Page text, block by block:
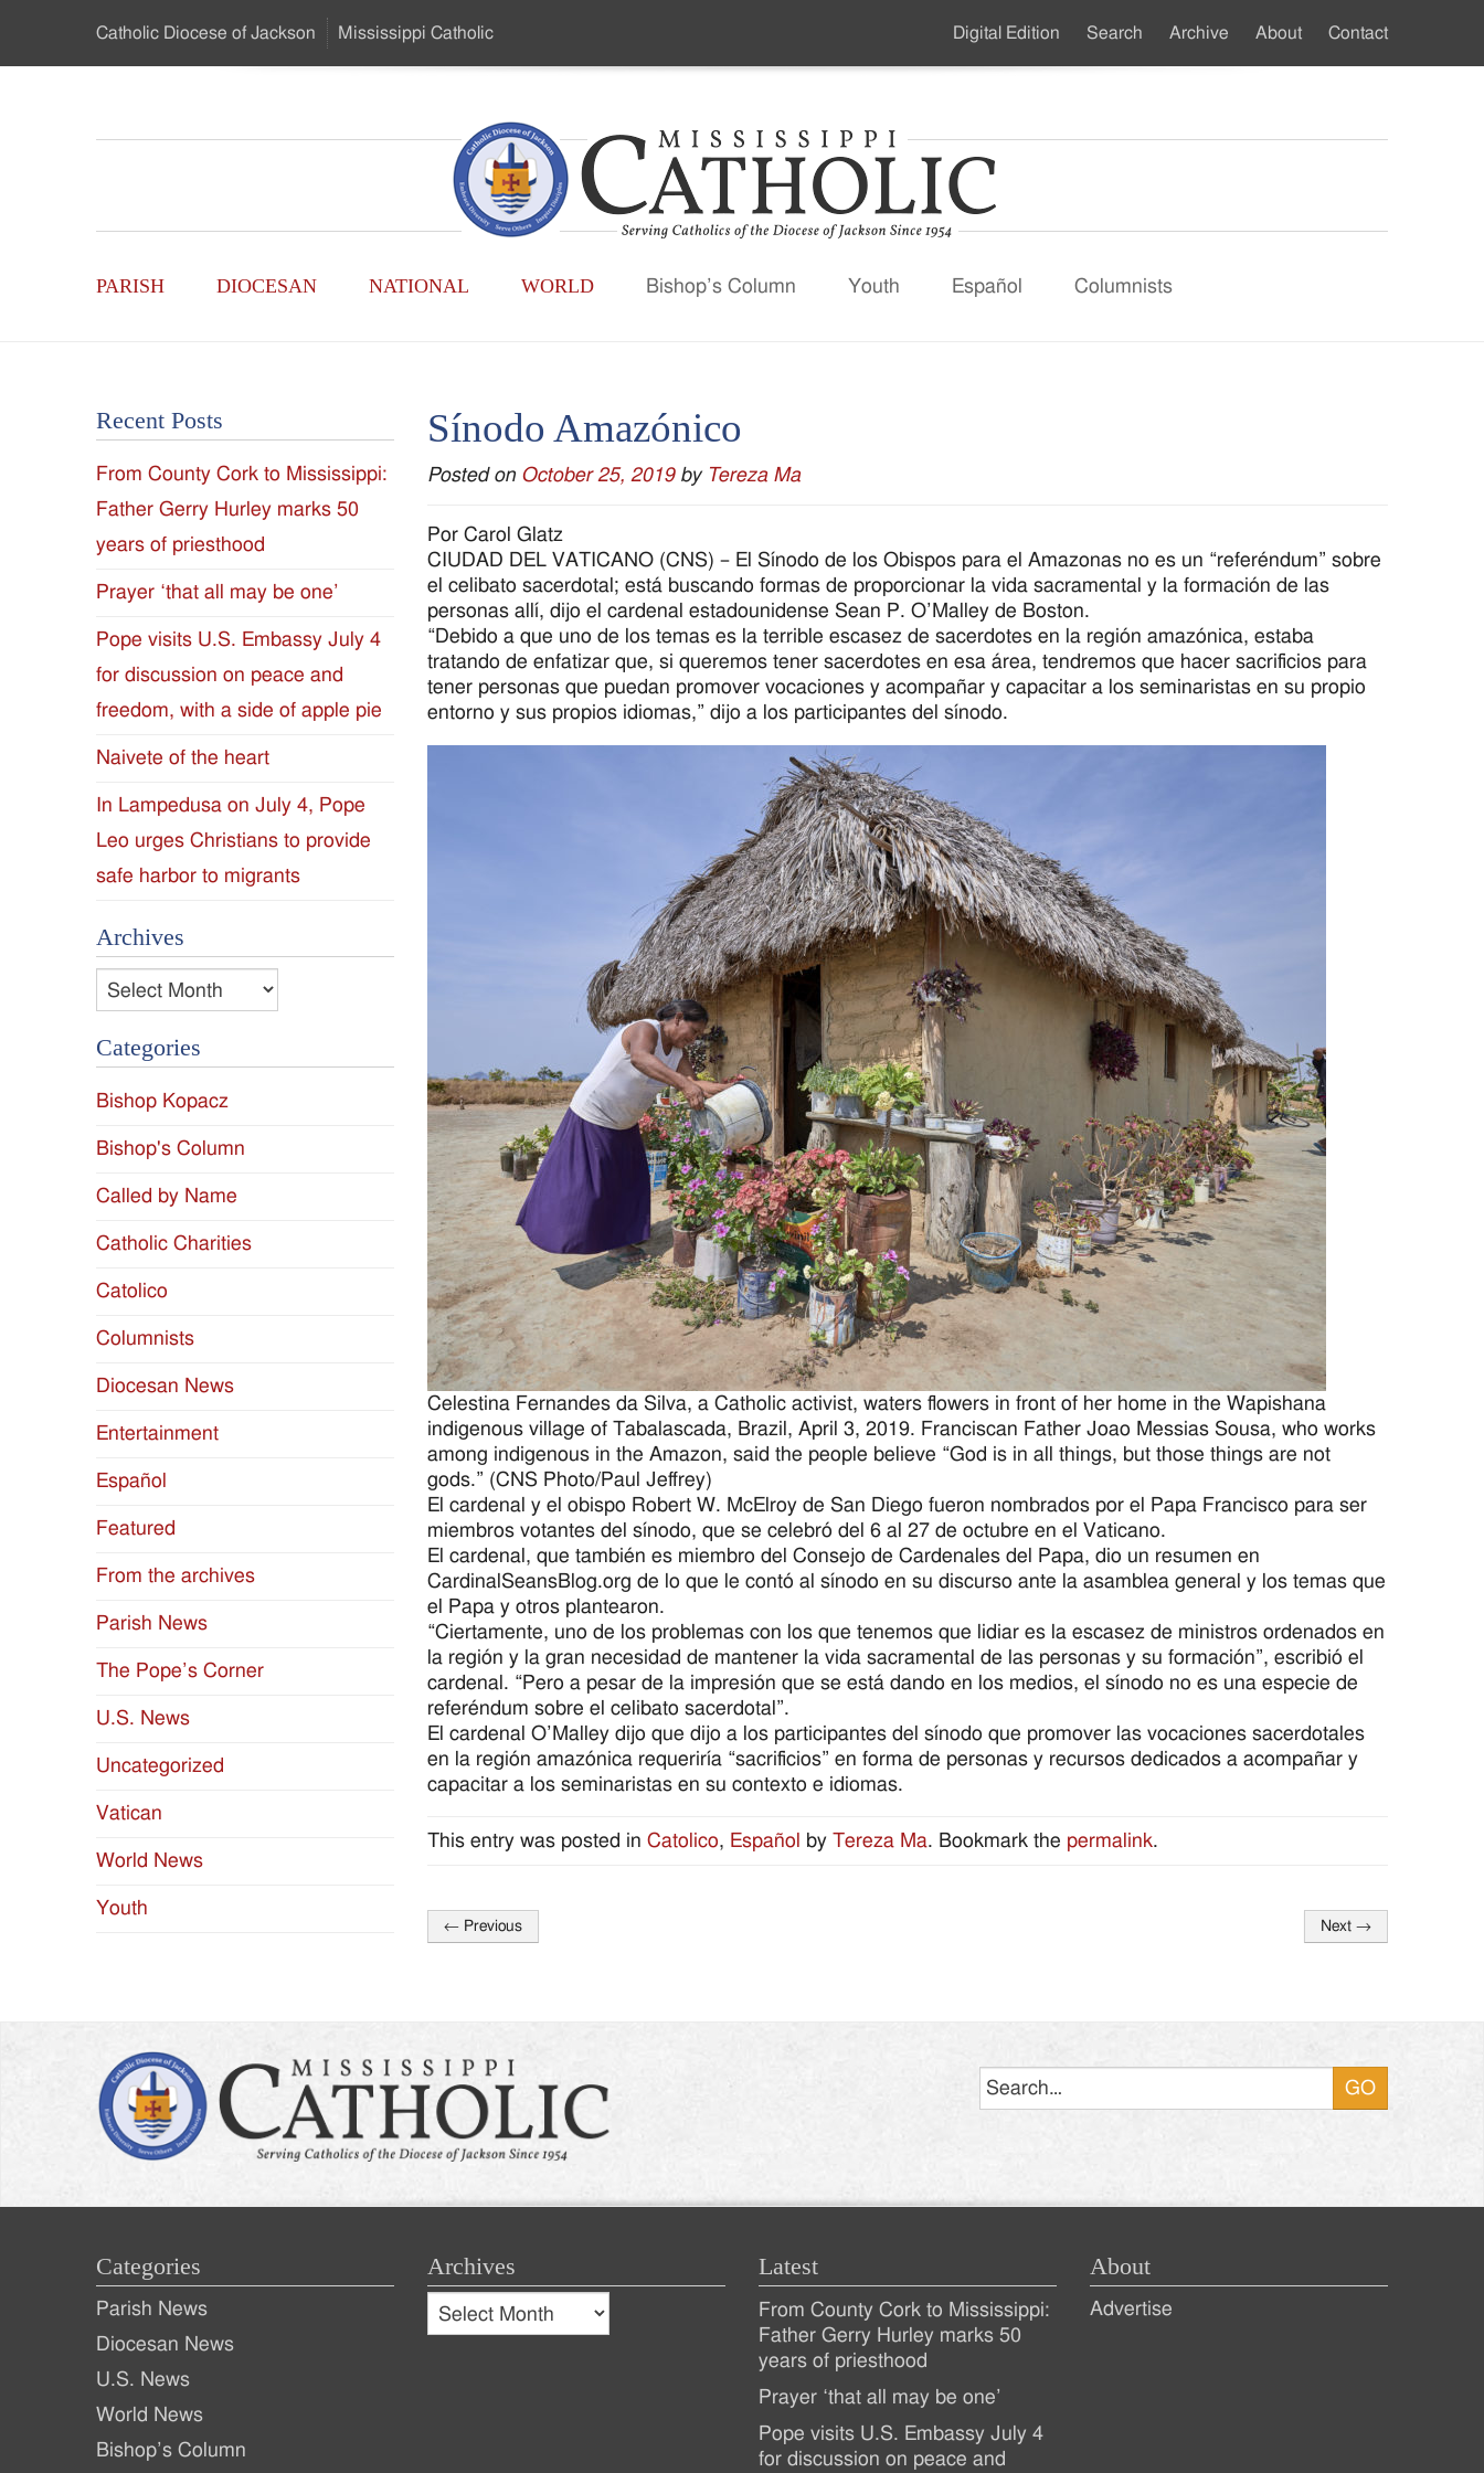
…
Catholic Diocese of Jackson Mississippi Catholic
Catholic
-
of
the
Diocese
of
Jackson
Since
1954
Main
PARISH DIOCESAN NATIONAL WORLD Bishop’s Column Youth Español Columnists
Secondary
Digital Edition Search Archive About Contact
Sínodo Amazónico
Posted on October 25, 2019 by Tereza Ma
Por Carol Glatz
CIUDAD DEL VATICANO (CNS) – El Sínodo de los Obispos para el Amazonas no es un “referéndum” sobre
el celibato sacerdotal; está buscando formas de proporcionar la vida sacramental y la formación de las
personas allí, dijo el cardenal estadounidense Sean P. O’Malley de Boston.
“Debido a que uno de los temas es la terrible escasez de sacerdotes en la región amazónica, estaba
tratando de enfatizar que, si queremos tener sacerdotes en esa área, tendremos que hacer sacrificios para
tener personas que puedan promover vocaciones y acompañar y capacitar a los seminaristas en su propio
entorno y sus propios idiomas,” dijo a los participantes del sínodo.
Celestina Fernandes da Silva, a Catholic activist, waters flowers in front of her home in the Wapishana
indigenous village of Tabalascada, Brazil, April 3, 2019. Franciscan Father Joao Messias Sousa, who works
among indigenous in the Amazon, said the people believe “God is in all things, but those things are not
gods.” (CNS Photo/Paul Jeffrey)
El cardenal y el obispo Robert W. McElroy de San Diego fueron nombrados por el Papa Francisco para ser
miembros votantes del sínodo, que se celebró del 6 al 27 de octubre en el Vaticano.
El cardenal, que también es miembro del Consejo de Cardenales del Papa, dio un resumen en
CardinalSeansBlog.org de lo que le contó al sínodo en su discurso ante la asamblea general y los temas que
el Papa y otros plantearon.
“Ciertamente, uno de los problemas con los que tenemos que lidiar es la escasez de ministros ordenados en
la región y la gran necesidad de mantener la vida sacramental de las personas y su formación”, escribió el
cardenal. “Pero a pesar de la impresión que se está dando en los medios, el sínodo no es una especie de
referéndum sobre el celibato sacerdotal”.
El cardenal O’Malley dijo que dijo a los participantes del sínodo que promover las vocaciones sacerdotales
en la región amazónica requeriría “sacrificios” en forma de personas y recursos dedicados a acompañar y
capacitar a los seminaristas en su contexto e idiomas.
This entry was posted in Catolico, Español by Tereza Ma. Bookmark the permalink.
Post
← Previous Next →
Recent Posts
From County Cork to Mississippi:
Father Gerry Hurley marks 50
years of priesthood
Prayer ‘that all may be one’
Pope visits U.S. Embassy July 4
for discussion on peace and
freedom, with a side of apple pie
Naivete of the heart
In Lampedusa on July 4, Pope
Leo urges Christians to provide
safe harbor to migrants
Archives
Archives
Categories
Bishop Kopacz
Bishop's Column
Called by Name
Catholic Charities
Catolico
Columnists
Diocesan News
Entertainment
Español
Featured
From the archives
Parish News
The Pope’s Corner
U.S. News
Uncategorized
Vatican
World News
Youth
Categories
Parish News
Diocesan News
U.S. News
World News
Bishop’s Column
Archives
Archives
Archives
Latest
Recent
Posts
From County Cork to Mississippi:
Father Gerry Hurley marks 50
years of priesthood
Prayer ‘that all may be one’
Pope visits U.S. Embassy July 4
for discussion on peace and
About
Advertise